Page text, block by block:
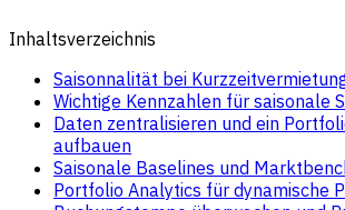
Inhaltsverzeichnis
Saisonnalität bei
Wichtige Kennzahlen für saisonale
Daten zentralisieren und ein
aufbauen
Saisonale Baselines und
Portfolio Analytics für dynamische